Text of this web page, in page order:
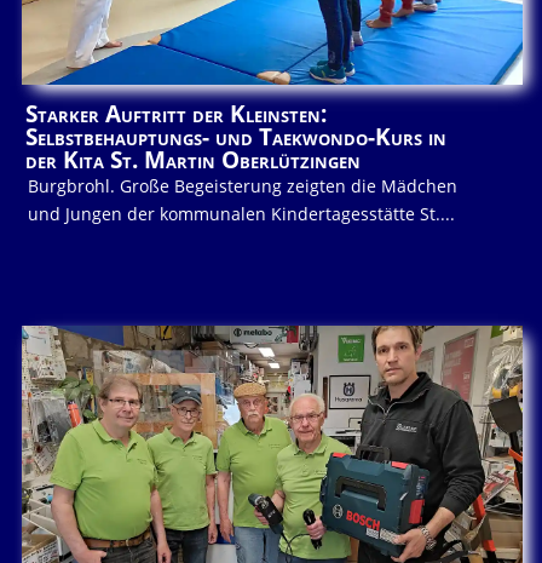
Starker Auftritt der Kleinsten:
Selbstbehauptungs- und Taekwondo-Kurs in
der Kita St. Martin Oberlützingen
Burgbrohl. Große Begeisterung zeigten die Mädchen
und Jungen der kommunalen Kindertagesstätte St....